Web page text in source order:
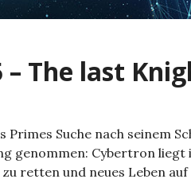
The last
Primes Suche nach seinem
genommen: Cybertron
retten und neues Leben